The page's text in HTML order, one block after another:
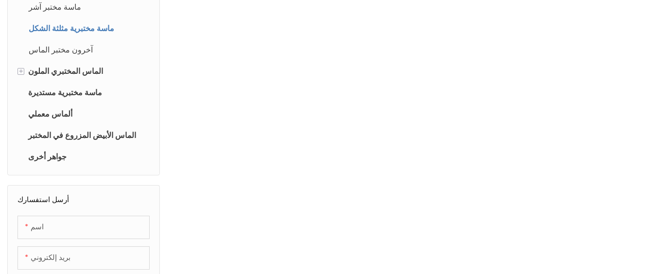
ماسة مختبر آشر
ماسة مختبرية مثلثة الشكل
آخرون مختبر الماس
+ الماس المختبري الملون
ساكورا بينك دايموند
الماس الأبيض المختبري
الماسة الوردية
الماسة الزرقاء
الماس المختبري الأصفر
الماس الوردي الصغير
ألماس مقطوع عالي الجودة
ماسة مختبرية مستديرة
ألماس معملي
الماس الأبيض المزروع في المختبر
جواهر أخرى
أرسل استفسارك
اسم
بريد إلكتروني